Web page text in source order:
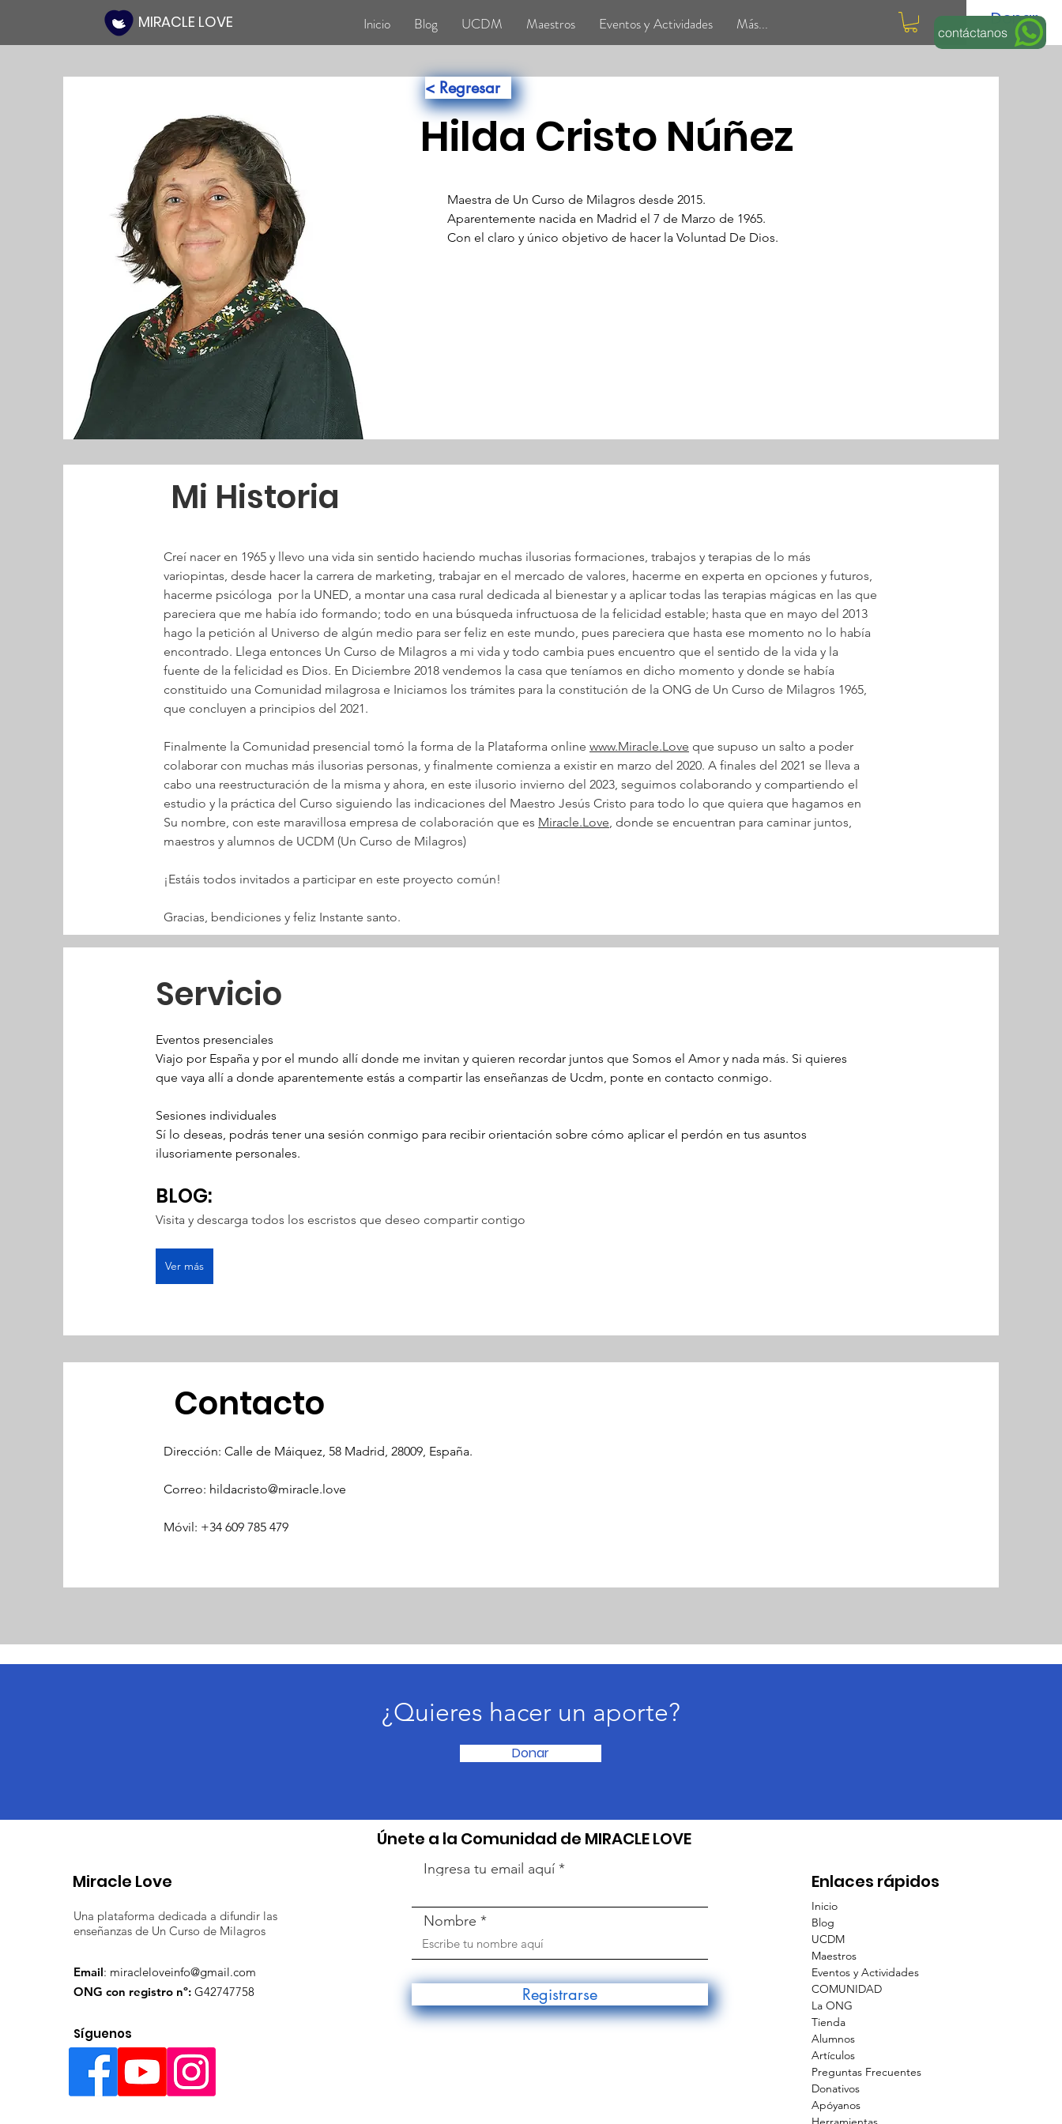
contáctanos
MIRACLE LOVE Inicio Blog UCDM Maestros Eventos y Actividades Más... Donar
< Regresar
Hilda Cristo Núñez
Maestra de Un Curso de Milagros desde 2015.
Aparentemente nacida en Madrid el 7 de Marzo de 1965.
Con el claro y único objetivo de hacer la Voluntad De Dios.
Mi Historia
Creí nacer en 1965 y llevo una vida sin sentido haciendo muchas ilusorias formaciones, trabajos y terapias de lo más
variopintas, desde hacer la carrera de marketing, trabajar en el mercado de valores, hacerme en experta en opciones y futuros,
hacerme psicóloga  por la UNED, a montar una casa rural dedicada al bienestar y a aplicar todas las terapias mágicas en las que
pareciera que me había ido formando; todo en una búsqueda infructuosa de la felicidad estable; hasta que en mayo del 2013
hago la petición al Universo de algún medio para ser feliz en este mundo, pues pareciera que hasta ese momento no lo había
encontrado. Llega entonces Un Curso de Milagros a mi vida y todo cambia pues encuentro que el sentido de la vida y la
fuente de la felicidad es Dios. En Diciembre 2018 vendemos la casa que teníamos en dicho momento y donde se había
constituido una Comunidad milagrosa e Iniciamos los trámites para la constitución de la ONG de Un Curso de Milagros 1965,
que concluyen a principios del 2021.
Finalmente la Comunidad presencial tomó la forma de la Plataforma online www.Miracle.Love que supuso un salto a poder
colaborar con muchas más ilusorias personas, y finalmente comienza a existir en marzo del 2020. A finales del 2021 se lleva a
cabo una reestructuración de la misma y ahora, en este ilusorio invierno del 2023, seguimos colaborando y compartiendo el
estudio y la práctica del Curso siguiendo las indicaciones del Maestro Jesús Cristo para todo lo que quiera que hagamos en
Su nombre, con este maravillosa empresa de colaboración que es Miracle.Love, donde se encuentran para caminar juntos,
maestros y alumnos de UCDM (Un Curso de Milagros)
¡Estáis todos invitados a participar en este proyecto común!
Gracias, bendiciones y feliz Instante santo.
Servicio
Eventos presenciales
Viajo por España y por el mundo allí donde me invitan y quieren recordar juntos que Somos el Amor y nada más. Si quieres
que vaya allí a donde aparentemente estás a compartir las enseñanzas de Ucdm, ponte en contacto conmigo.
Sesiones individuales
Sí lo deseas, podrás tener una sesión conmigo para recibir orientación sobre cómo aplicar el perdón en tus asuntos
ilusoriamente personales.
BLOG:
Visita y descarga todos los escristos que deseo compartir contigo
Ver más
Contacto
Dirección: Calle de Máiquez, 58 Madrid, 28009, España.
Correo: hildacristo@miracle.love
Móvil: +34 609 785 479
Miracle Love
Una plataforma dedicada a difundir las
enseñanzas de Un Curso de Milagros
Email: miracleloveinfo@gmail.com
ONG con registro nº: G42747758
Síguenos
Enlaces rápidos
Inicio
Blog
UCDM
Maestros
Eventos y Actividades
COMUNIDAD
La ONG
Tienda
Alumnos
Artículos
Preguntas Frecuentes
Donativos
Apóyanos
¿Quieres hacer un aporte?
Donar
​Únete a la Comunidad de MIRACLE LOVE
Ingresa tu email aquí
Nombre
Registrarse